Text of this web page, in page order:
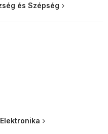
és Szépség